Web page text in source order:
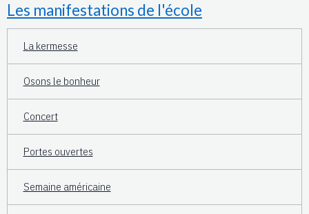
Les manifestations de l'école
La kermesse
Osons le bonheur
Concert
Portes ouvertes
Semaine américaine